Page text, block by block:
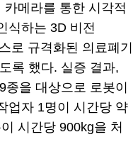
메라를 통한 시각적
식하는 3D 비전
로 규격화된 의료폐기
록 했다. 실증 결과,
을 대상으로 로봇이
업자 1명이 시간당 약
시간당 900kg을 처